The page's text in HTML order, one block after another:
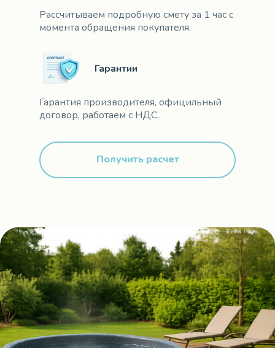
Рассчитываем подробную смету за 1 час с
момента обращения покупателя.
Гарантия производителя, официльный
договор, работаем с НДС.
Гарантии
Получить расчет